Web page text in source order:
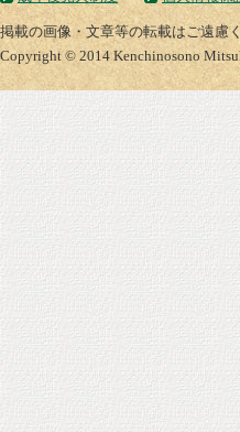
掲載の画像・文章等の転載はご遠慮
Copyright © 2014 Kenchinosono